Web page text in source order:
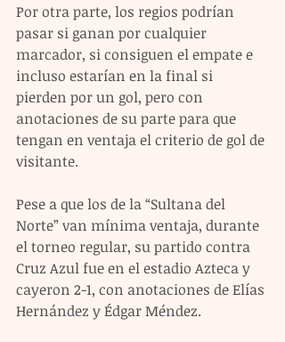
Por otra parte, los regios podrían
pasar si ganan por cualquier
marcador, si consiguen el empate e
incluso estarían en la final si
pierden por un gol, pero con
anotaciones de su parte para que
tengan en ventaja el criterio de gol de
visitante.
Pese a que los de la “Sultana del
Norte” van mínima ventaja, durante
el torneo regular, su partido contra
Cruz Azul fue en el estadio Azteca y
cayeron 2-1, con anotaciones de Elías
Hernández y Édgar Méndez.